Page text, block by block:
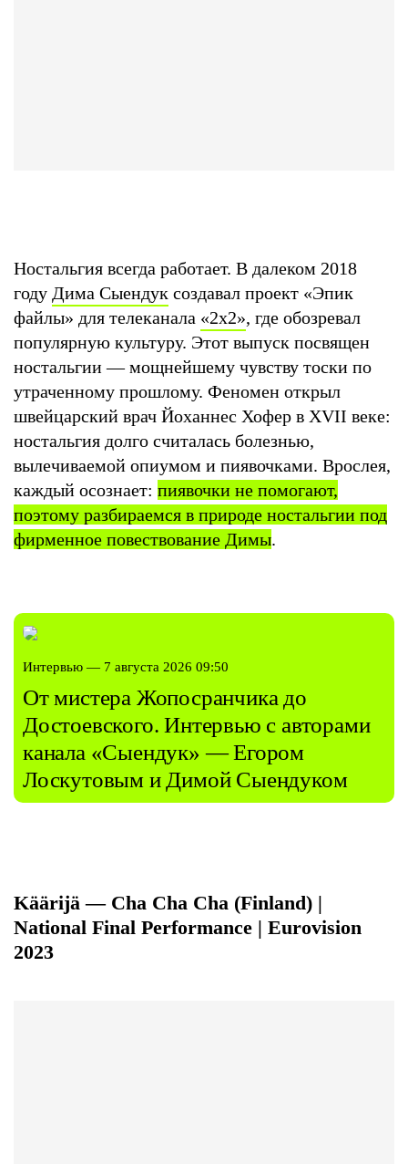
Ностальгия всегда работает. В далеком 2018
году Дима Сыендук создавал проект «Эпик
файлы» для телеканала «2х2», где обозревал
популярную культуру. Этот выпуск посвящен
ностальгии — мощнейшему чувству тоски по
утраченному прошлому. Феномен открыл
швейцарский врач Йоханнес Хофер в ХVII веке:
ностальгия долго считалась болезнью,
вылечиваемой опиумом и пиявочками. Врослея,
каждый осознает: пиявочки не помогают,
поэтому разбираемся в природе ностальгии под
фирменное повествование Димы.
Интервью — 7 августа 2026 09:50
От мистера Жопосранчика до
Достоевского. Интервью с авторами
канала «Сыендук» — Егором
Лоскутовым и Димой Сыендуком
Käärijä — Cha Cha Cha (Finland) |
National Final Performance | Eurovision
2023